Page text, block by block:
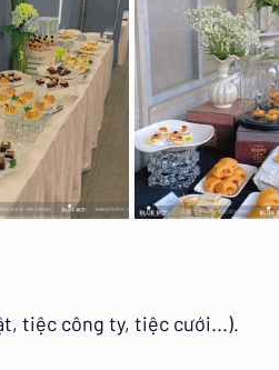
tiệc công ty, tiệc cưới...).